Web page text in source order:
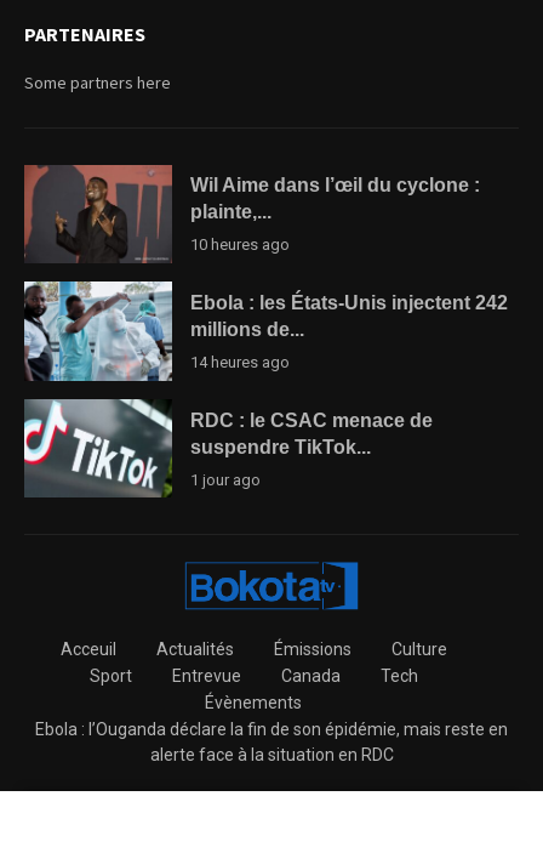
PARTENAIRES
Some partners here
Wil Aime dans l’œil du cyclone :
plainte,...
10 heures ago
Ebola : les États-Unis injectent 242
millions de...
14 heures ago
RDC : le CSAC menace de
suspendre TikTok...
1 jour ago
Acceuil Actualités Émissions
Culture
Sport
Entrevue Canada
Tech
Évènements
Ebola : l’Ouganda déclare la fin de son épidémie, mais reste en
alerte face à la situation en RDC